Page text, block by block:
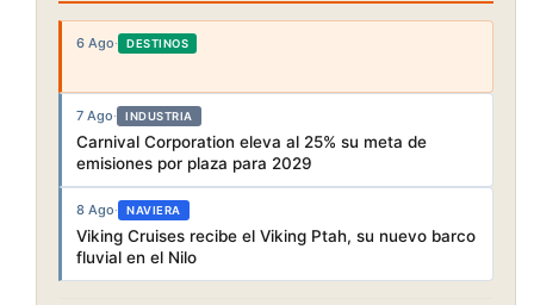
6 Ago· DESTINOS
7 Ago· INDUSTRIA
Carnival Corporation eleva al 25% su meta de
emisiones por plaza para 2029
8 Ago· NAVIERA
Viking Cruises recibe el Viking Ptah, su nuevo barco
fluvial en el Nilo